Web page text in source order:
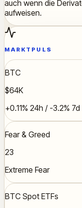
auch wenn die
aufweisen.
MARKTPULS
BTC
$64K
+0.11% 24h / -3.2% 7d
Fear & Greed
23
Extreme Fear
BTC Spot ETFs